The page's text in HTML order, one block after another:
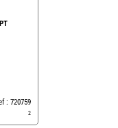
: 720759
2